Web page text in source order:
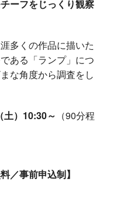
ーフをじっくり観察
多くの作品に描いた
ある「ランプ」につ
な角度から調査をし
土）10:30～ （90分程
／事前申込制】